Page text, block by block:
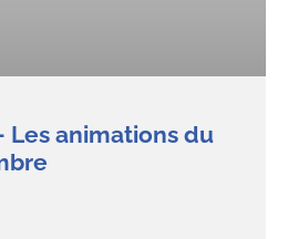
Les animations du